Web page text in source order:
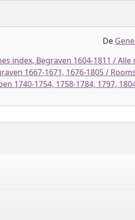
De
index, Begraven 1604-1811 / Alle
1667-1671, 1676-1805 /
1740-1754, 1758-1784, 1797,